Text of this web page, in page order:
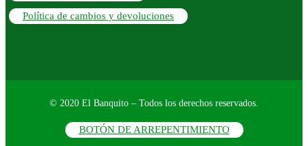
Política de cambios y devoluciones
© 2020 El Banquito – Todos los derechos reservados.
BOTÓN DE ARREPENTIMIENTO